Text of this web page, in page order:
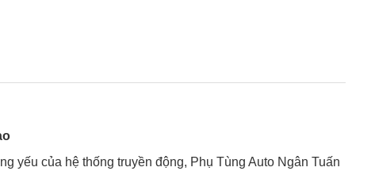
yếu của hệ thống truyền động, Phụ Tùng Auto Ngân Tuấn